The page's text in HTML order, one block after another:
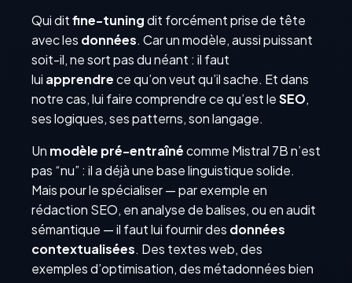
Qui ditfine-tuningdit forcément prise de tête
avec les données. Car un modèle, aussi puissant
soit-il, ne sort pas du néant : il faut
lui apprendrece qu’on veut qu’il sache. Et dans
notre cas, lui faire comprendre ce qu’est leSEO,
ses logiques, ses patterns, son langage.
Un modèle pré-entraînécomme Mistral 7B n’est
pas “nu” : il a déjà une base linguistique solide.
Mais pour le spécialiser — par exemple en
rédaction SEO, en analyse de balises, ou en audit
sémantique — il faut lui fournir des données
contextualisées. Des textes web, des
exemples d’optimisation, des métadonnées bien